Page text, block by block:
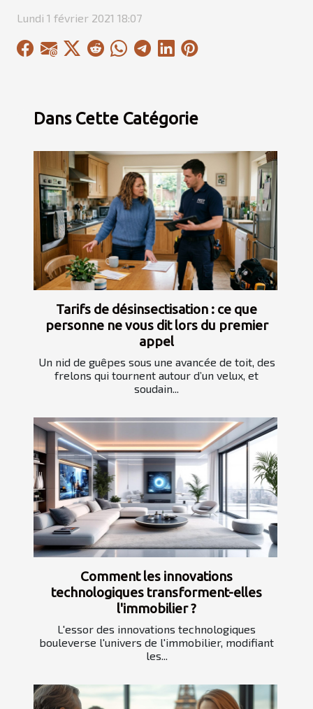
Lundi 1 février 2021 18:07
Dans Cette Catégorie
Tarifs de désinsectisation : ce que
personne ne vous dit lors du premier
appel
Un nid de guêpes sous une avancée de toit, des
frelons qui tournent autour d’un velux, et
soudain...
Comment les innovations
technologiques transforment-elles
l'immobilier ?
L'essor des innovations technologiques
bouleverse l'univers de l'immobilier, modifiant
les...